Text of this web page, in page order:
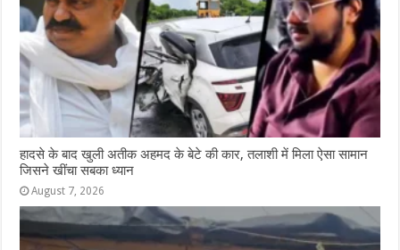
हादसे के बाद खुली अतीक अहमद के बेटे की कार, तलाशी में मिला ऐसा सामान
जिसने खींचा सबका ध्यान
August 7, 2026